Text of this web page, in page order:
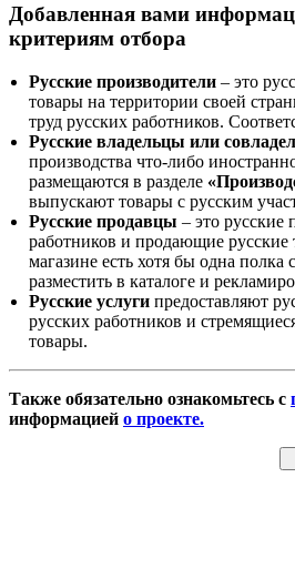
Добавленная вами
критериям отбора
Русские производители – это
товары на территории своей
труд русских работников.
Русские владельцы или
производства что-либо
размещаются в разделе
выпускают товары с русским
Русские продавцы – это русские
работников и продающие
магазине есть хотя бы одна
разместить в каталоге и
Русские услуги предоставляют
русских работников и
товары.
Также обязательно ознакомьтесь с
информацией о проекте.